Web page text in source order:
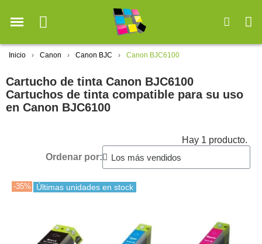
Inicio Canon Canon BJC Canon BJC6100
Cartucho de tinta Canon BJC6100
Cartuchos de tinta compatible para su uso
en Canon BJC6100
Hay 1 producto.
Ordenar por:
-35% Últimas unidades en stock